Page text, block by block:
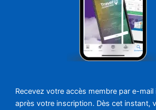
Recevez votre accès membre par e-
après votre inscription. Dès cet instant,